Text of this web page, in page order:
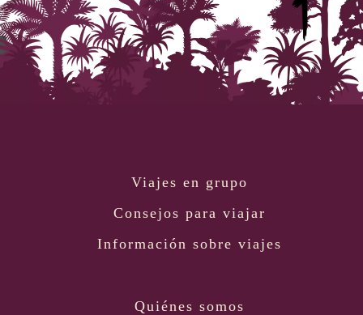
Viajes en grupo
Consejos para viajar
Información sobre viajes
Quiénes somos